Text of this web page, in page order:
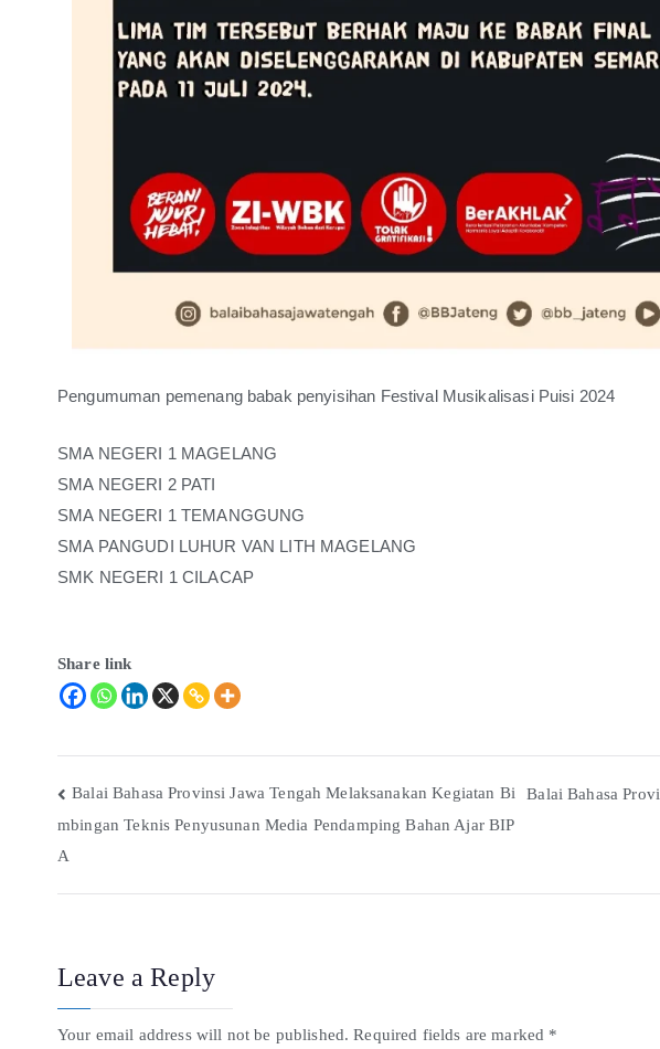
Pengumuman pemenang babak penyisihan Festival Musikalisasi Puisi 2024
SMA NEGERI 1 MAGELANG
SMA NEGERI 2 PATI
SMA NEGERI 1 TEMANGGUNG
SMA PANGUDI LUHUR VAN LITH MAGELANG
SMK NEGERI 1 CILACAP
Share link
Balai Bahasa Provinsi Jawa Tengah Melaksanakan Kegiatan Bi
mbingan Teknis Penyusunan Media Pendamping Bahan Ajar BIP
A
Balai Bahasa
Leave a Reply
Your email address will not be published. Required fields are marked *